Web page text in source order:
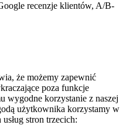
recenzje klientów, A/B-
że możemy zapewnić
poza funkcje
wygodne korzystanie z naszej
użytkownika korzystamy w
stron trzecich: